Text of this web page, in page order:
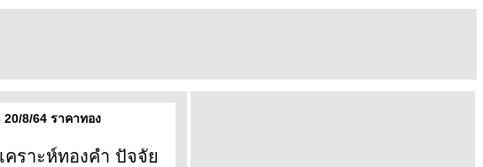
8/64 ราคาทอง
คราะห์ทองคำ ปัจจั